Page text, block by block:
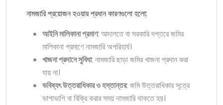
নামজারি প্রয়োজন হওয়ার প্রধান কারণগুলো হলো:
আইনি মালিকানা প্রমাণ: আদালতে বা সরকারি দপ্তরে জমির
মালিকানা প্রমাণে নামজারি অপরিহার্য।
খাজনা প্রদানে সুবিধা: নামজারি ছাড়া জমির খাজনা প্রদান করা
যায় না।
ভবিষ্যৎ উত্তরাধিকার ও হস্তান্তর: জমি উত্তরাধিকার সূত্রে
ভাগাভাগি বা বিক্রি করার সময় নামজারি থাকতে হয়।